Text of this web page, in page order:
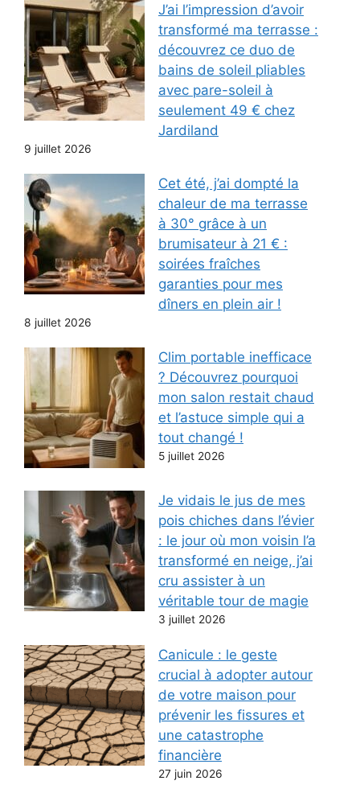
J’ai l’impression d’avoir
transformé ma terrasse :
découvrez ce duo de
bains de soleil pliables
avec pare-soleil à
seulement 49 € chez
Jardiland
9 juillet 2026
Cet été, j’ai dompté la
chaleur de ma terrasse
à 30° grâce à un
brumisateur à 21 € :
soirées fraîches
garanties pour mes
dîners en plein air !
8 juillet 2026
Clim portable inefficace
? Découvrez pourquoi
mon salon restait chaud
et l’astuce simple qui a
tout changé !
5 juillet 2026
Je vidais le jus de mes
pois chiches dans l’évier
: le jour où mon voisin l’a
transformé en neige, j’ai
cru assister à un
véritable tour de magie
3 juillet 2026
Canicule : le geste
crucial à adopter autour
de votre maison pour
prévenir les fissures et
une catastrophe
financière
27 juin 2026